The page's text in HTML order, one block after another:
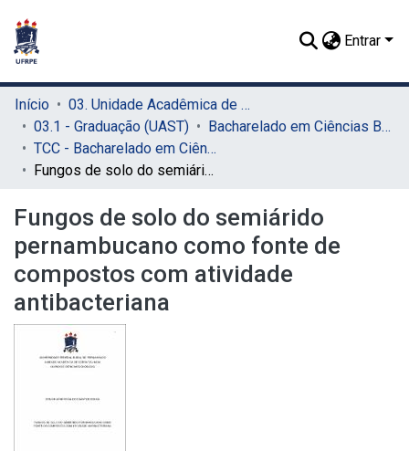
Entrar
Início
03. Unidade Acadêmica de Serra Talhada (UAST)
03.1 - Graduação (UAST)
Bacharelado em Ciências Biológicas (UAST)
TCC - Bacharelado em Ciências Biológicas (UAST)
Fungos de solo do semiárido pernambucano como fonte de compostos com atividade antibacteriana
Fungos de solo do semiárido
pernambucano como fonte de
compostos com atividade
antibacteriana